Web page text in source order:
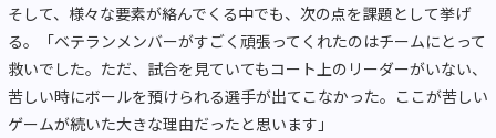
そして、様々な要素が絡んでくる中でも、次の点を課題として挙げ
る。「ベテランメンバーがすごく頑張ってくれたのはチームにとって
救いでした。ただ、試合を見ていてもコート上のリーダーがいない、
苦しい時にボールを預けられる選手が出てこなかった。ここが苦しい
ゲームが続いた大きな理由だったと思います」